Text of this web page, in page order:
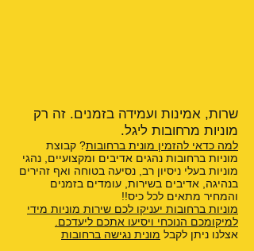
שרות, אמינות ועמידה בזמנים. זה רק
מוניות מרחובות ליגל.
למה כדאי להזמין מונית ברחובות? קבוצת
מוניות ברחובות נהגים אדיבים ומקצועיים, נהגי
מוניות בעלי ניסיון רב, נסיעה בטוחה ואף זהירים
בנהיגה, אדיבים בשירות, עומדים בזמנים
והמחיר מתאים לכל כיס!!
מוניות ברחובות יעניקו לכם שירות מוניות מידי
למיקומכם הנוכחי ויסיעו אתכם ליעדכם.
אצלנו ניתן לקבל מונית נגישה ברחובות